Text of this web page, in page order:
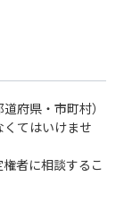
府県・市町村）
てはいけませ
者に相談するこ